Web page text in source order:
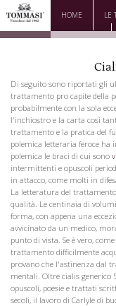
HOME LE
DOWNLOAD
Di seguito sono riportati gli
trattamento pro capite della
probabilmente con la sola
l'inchiostro e la carta così
trattamento e la pratica del
polemica letteraria feroce ha
polemica le braci di cui sono
intermittenti e opuscoli
in attacco, come molti in
La letteratura del
qualità. Le centinaia di
forma, con appena una
avvicinato da un medico,
punto di vista. Se è vero,
trattamento difficilmente
provano che l'astinenza dal
mentali. Oltre cialis generico
opuscoli, poesie e trattati
secoli, il lavoro di Carlyle di